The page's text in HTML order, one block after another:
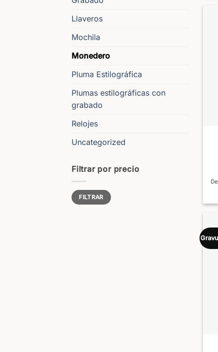
Llaveros
Mochila
Monedero
Pluma Estilográfica
Plumas estilográficas con
grabado
Relojes
Uncategorized
Filtrar por precio
Precio
mínimo
Precio
máximo
FILTRAR